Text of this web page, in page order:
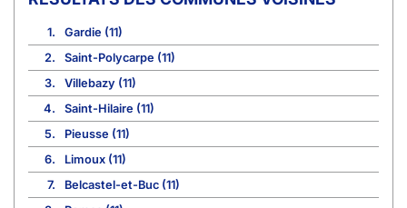
1.
Gardie (11)
2.
Saint-Polycarpe (11)
3.
Villebazy (11)
4.
Saint-Hilaire (11)
5.
Pieusse (11)
6.
Limoux (11)
7.
Belcastel-et-Buc (11)